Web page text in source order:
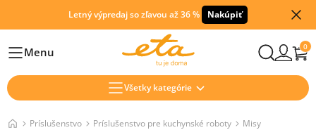
Letný výpredaj so zľavou až 36 % Nakúpiť
HlavníMenu 0
Všetky kategórie
Príslušenstvo Príslušenstvo pre kuchynské roboty Misy